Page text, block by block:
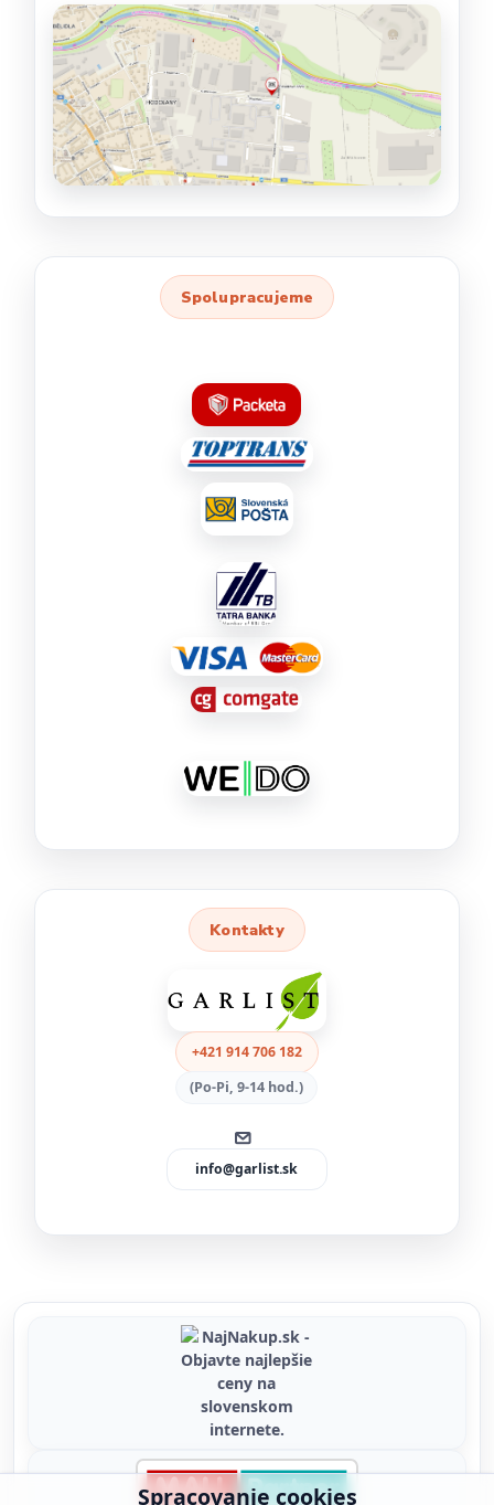
Spolupracujeme
Kontakty
+421 914 706 182
(Po-Pi, 9-14 hod.)
info@garlist.sk
Spracovanie cookies